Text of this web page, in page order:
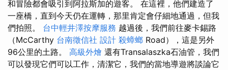
和冒險都會吸引到阿拉斯加的遊客。 在這裡，他們建造了
一座橋，直到今天仍在運轉，那里肯定會仔細地通過，但我
們拍照。 台中輕井澤按摩服務 越過後，我們前往麥卡錫路
（McCarthy 台南徵信社 設計 殺蟑螂 Road），這是另外
96公里的土路。 高級外燴 還有Transalaszka石油管，我們
可以發現它們可以工作，清潔它，我們的當地導遊將談論它